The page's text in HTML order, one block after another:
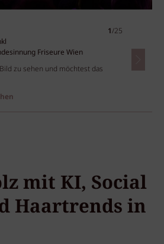
1/25
Friseure Wien
zu sehen und möchtest das
mit KI, Social
Haartrends in